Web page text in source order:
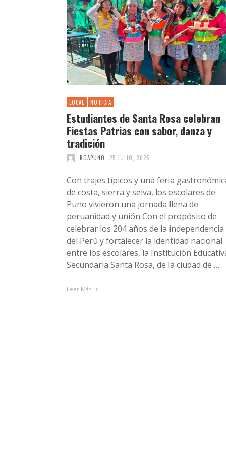
LOCAL NOTICIA
Estudiantes de Santa Rosa celebran
Fiestas Patrias con sabor, danza y
tradición
ROAPUNO 25 JULIO, 2025
Con trajes típicos y una feria
de costa, sierra y selva, los escolares de
Puno vivieron una jornada llena de
peruanidad y unión Con el propósito de
celebrar los 204 años de la independencia
del Perú y fortalecer la identidad nacional
entre los escolares, la Institución
Secundaria Santa Rosa, de la ciudad de …
Leer Más